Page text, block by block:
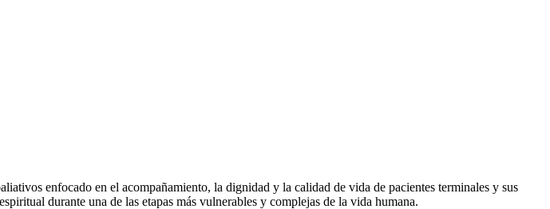
enfocado en el acompañamiento, la dignidad y la calidad de vida de pacientes terminales y sus
durante una de las etapas más vulnerables y complejas de la vida humana.